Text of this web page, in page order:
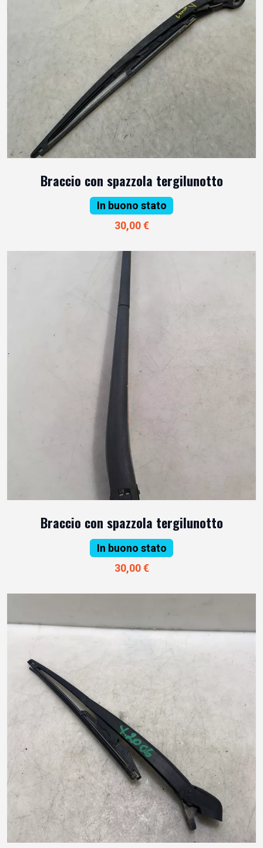
Braccio con spazzola tergilunotto
In buono stato
30,00 €
Braccio con spazzola tergilunotto
In buono stato
30,00 €